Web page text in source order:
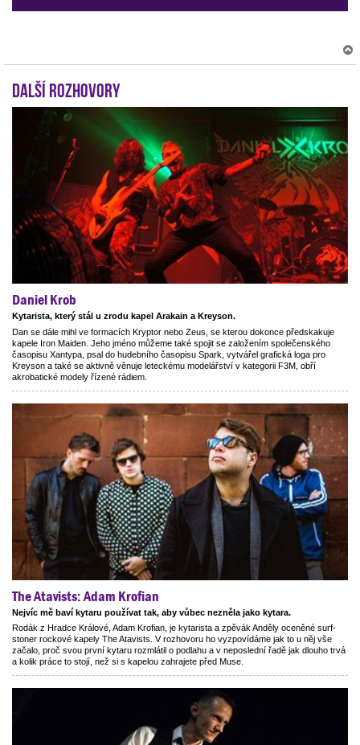
Další rozhovory
Daniel Krob
Kytarista, který stál u zrodu kapel Arakain a Kreyson.
Dan se dále mihl ve formacích Kryptor nebo Zeus, se kterou dokonce předskakuje
kapele Iron Maiden. Jeho jméno můžeme také spojit se založením společenského
časopisu Xantypa, psal do hudebního časopisu Spark, vytvářel grafická loga pro
Kreyson a také se aktivně věnuje leteckému modelářství v kategorii F3M, obří
akrobatické modely řízené rádiem.
The Atavists: Adam Krofian
Nejvíc mě baví kytaru používat tak, aby vůbec nezněla jako kytara.
Rodák z Hradce Králové, Adam Krofian, je kytarista a zpěvák Anděly oceněné surf-
stoner rockové kapely The Atavists. V rozhovoru ho vyzpovídáme jak to u něj vše
začalo, proč svou první kytaru rozmlátil o podlahu a v neposlední řadě jak dlouho trvá
a kolik práce to stojí, než si s kapelou zahrajete před Muse.